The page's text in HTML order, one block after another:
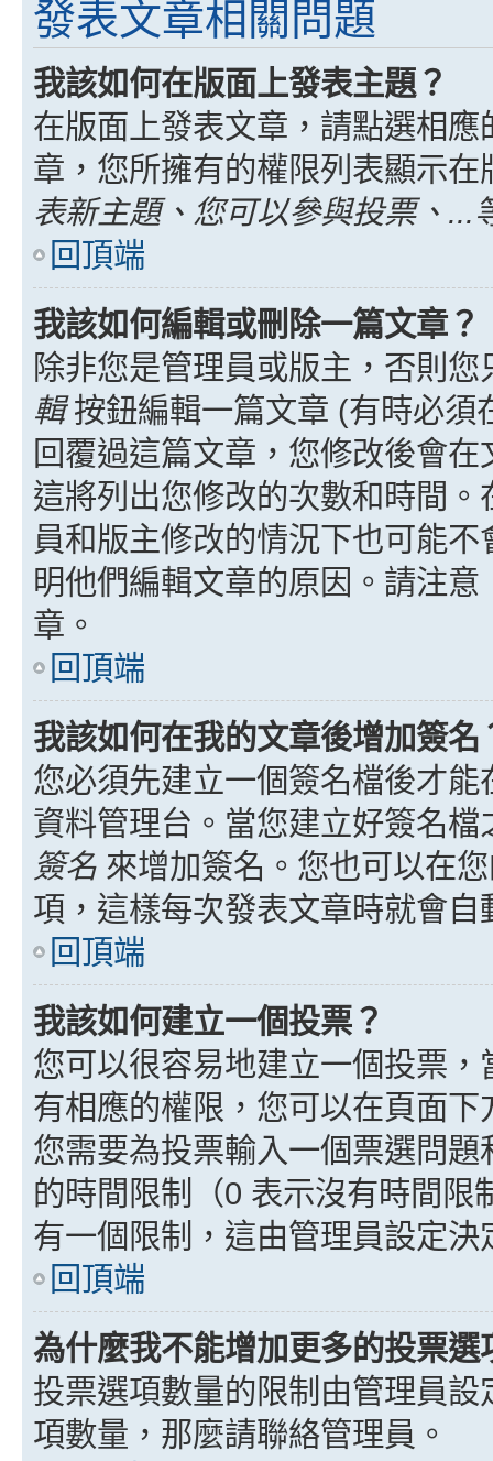
發表文章相關問題
我該如何在版面上發表主題？
在版面上發表文章，請點選相
章，您所擁有的權限列表顯示
表新主題、您可以參與投票、...
回頂端
我該如何編輯或刪除一篇文章？
除非您是管理員或版主，否則
輯按鈕編輯一篇文章 (有時必須
回覆過這篇文章，您修改後會
這將列出您修改的次數和時間
員和版主修改的情況下也可能
明他們編輯文章的原因。請注
章。
回頂端
我該如何在我的文章後增加簽名
您必須先建立一個簽名檔後才
資料管理台。當您建立好簽名
簽名 來增加簽名。您也可以在
項，這樣每次發表文章時就會自
回頂端
我該如何建立一個投票？
您可以很容易地建立一個投票
有相應的權限，您可以在頁面
您需要為投票輸入一個票選問
的時間限制（0 表示沒有時間限
有一個限制，這由管理員設定決
回頂端
為什麼我不能增加更多的投票選
投票選項數量的限制由管理員
項數量，那麼請聯絡管理員。